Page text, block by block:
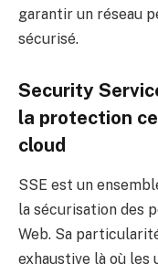
garantir un réseau
sécurisé.
Security
la protection
cloud
SSE est un
la sécurisation des
Web. Sa
exhaustive là où